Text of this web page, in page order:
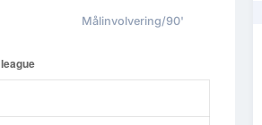
Målinvolvering/90'